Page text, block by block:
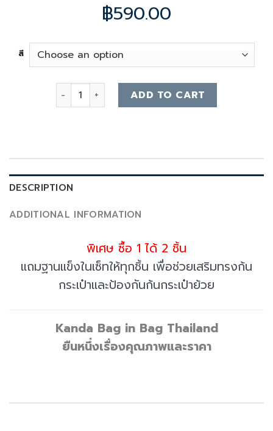
฿590.00
สี
Goyard Mini Anjou Bag Organizer quantity
ADD TO CART
DESCRIPTION
ADDITIONAL INFORMATION
พิเศษ ซื้อ 1 ได้ 2 ชิ้น
แถมฐานแข็งในเซ็ทให้ทุกชิ้น เพื่อช่วยเสริมทรงก้น
กระเป๋าและป้องกันก้นกระเป๋าย้วย
Kanda Bag in Bag Thailand
ยืนหนึ่งเรื่องคุณภาพและราคา